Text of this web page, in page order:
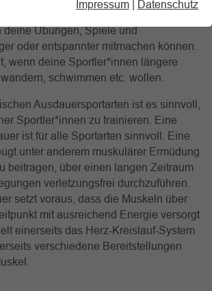
Impressum | Datenschutz
widmen, wenn du möchtest, dass die
deine Übungen, Spiele und
oder entspannter mitmachen können.
wenn deine Sportler*innen längere
schwimmen etc. wollen.
Ausdauersportarten ist es sinnvoll,
Sportler*innen zu trainieren. Eine
ist für alle Sportarten sinnvoll. Eine
unter anderem muskulärer Ermüdung
beitragen, über einen langen Zeitraum
verletzungsfrei durchzuführen.
setzt voraus, dass die Muskeln über
mit ausreichend Energie versorgt
einerseits das Herz-Kreislauf-System
verschiedene Bereitstellungen